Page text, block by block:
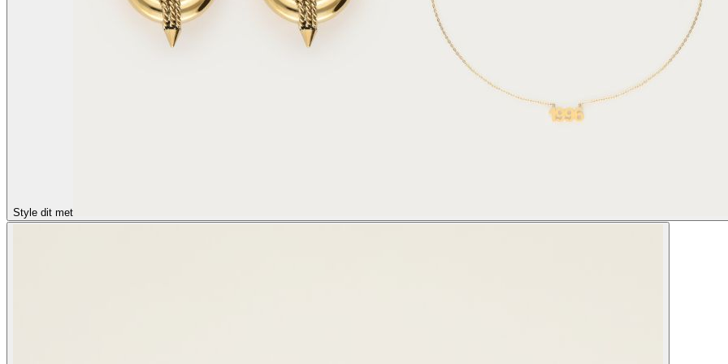
Style dit met